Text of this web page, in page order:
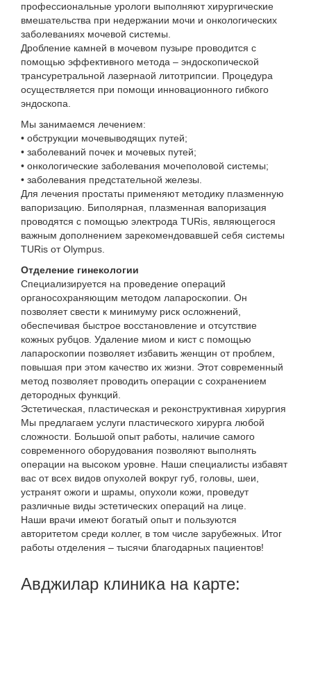
профессиональные урологи выполняют хирургические
вмешательства при недержании мочи и онкологических
заболеваниях мочевой системы.
Дробление камней в мочевом пузыре проводится с
помощью эффективного метода – эндоскопической
трансуретральной лазернаой литотрипсии. Процедура
осуществляется при помощи инновационного гибкого
эндоскопа.
Мы занимаемся лечением:
• обструкции мочевыводящих путей;
• заболеваний почек и мочевых путей;
• онкологические заболевания мочеполовой системы;
• заболевания предстательной железы.
Для лечения простаты применяют методику плазменную
вапоризацию. Биполярная, плазменная вапоризация
проводятся с помощью электрода TURis, являющегося
важным дополнением зарекомендовавшей себя системы
TURis от Olympus.
Отделение гинекологии
Специализируется на проведение операций
органосохраняющим методом лапароскопии. Он
позволяет свести к минимуму риск осложнений,
обеспечивая быстрое восстановление и отсутствие
кожных рубцов. Удаление миом и кист с помощью
лапароскопии позволяет избавить женщин от проблем,
повышая при этом качество их жизни. Этот современный
метод позволяет проводить операции с сохранением
детородных функций.
Эстетическая, пластическая и реконструктивная хирургия
Мы предлагаем услуги пластического хирурга любой
сложности. Большой опыт работы, наличие самого
современного оборудования позволяют выполнять
операции на высоком уровне. Наши специалисты избавят
вас от всех видов опухолей вокруг губ, головы, шеи,
устранят ожоги и шрамы, опухоли кожи, проведут
различные виды эстетических операций на лице.
Наши врачи имеют богатый опыт и пользуются
авторитетом среди коллег, в том числе зарубежных. Итог
работы отделения – тысячи благодарных пациентов!
Авджилар клиника на карте: